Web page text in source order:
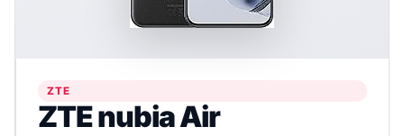
ZTE
ZTE nubia Air